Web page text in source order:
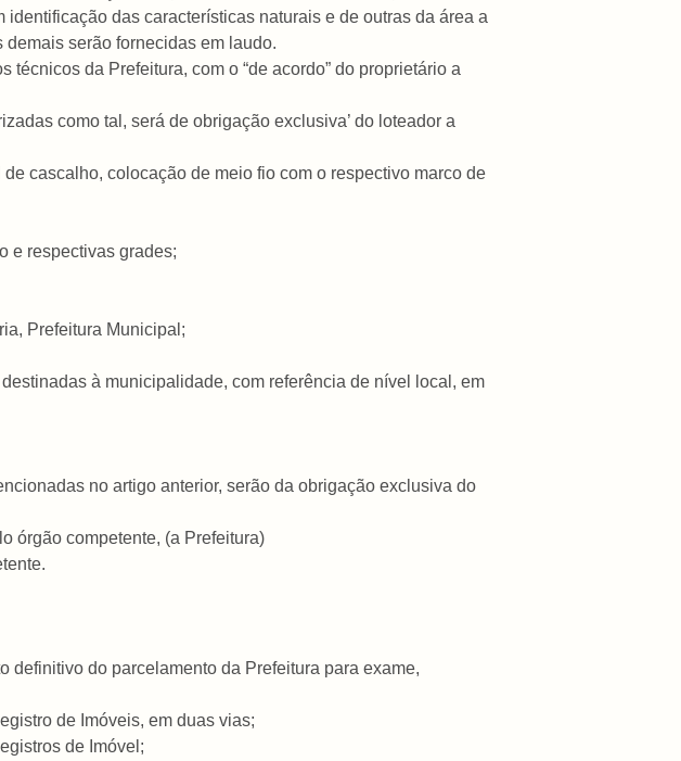
das características naturais e de outras da área a
demais serão fornecidas em laudo.
da Prefeitura, com o “de acordo” do proprietário a
como tal, será de obrigação exclusiva’ do loteador a
cascalho, colocação de meio fio com o respectivo marco de
e respectivas grades;
Prefeitura Municipal;
à municipalidade, com referência de nível local, em
no artigo anterior, serão da obrigação exclusiva do
órgão competente, (a Prefeitura)
definitivo do parcelamento da Prefeitura para exame,
de Imóveis, em duas vias;
de Imóvel;